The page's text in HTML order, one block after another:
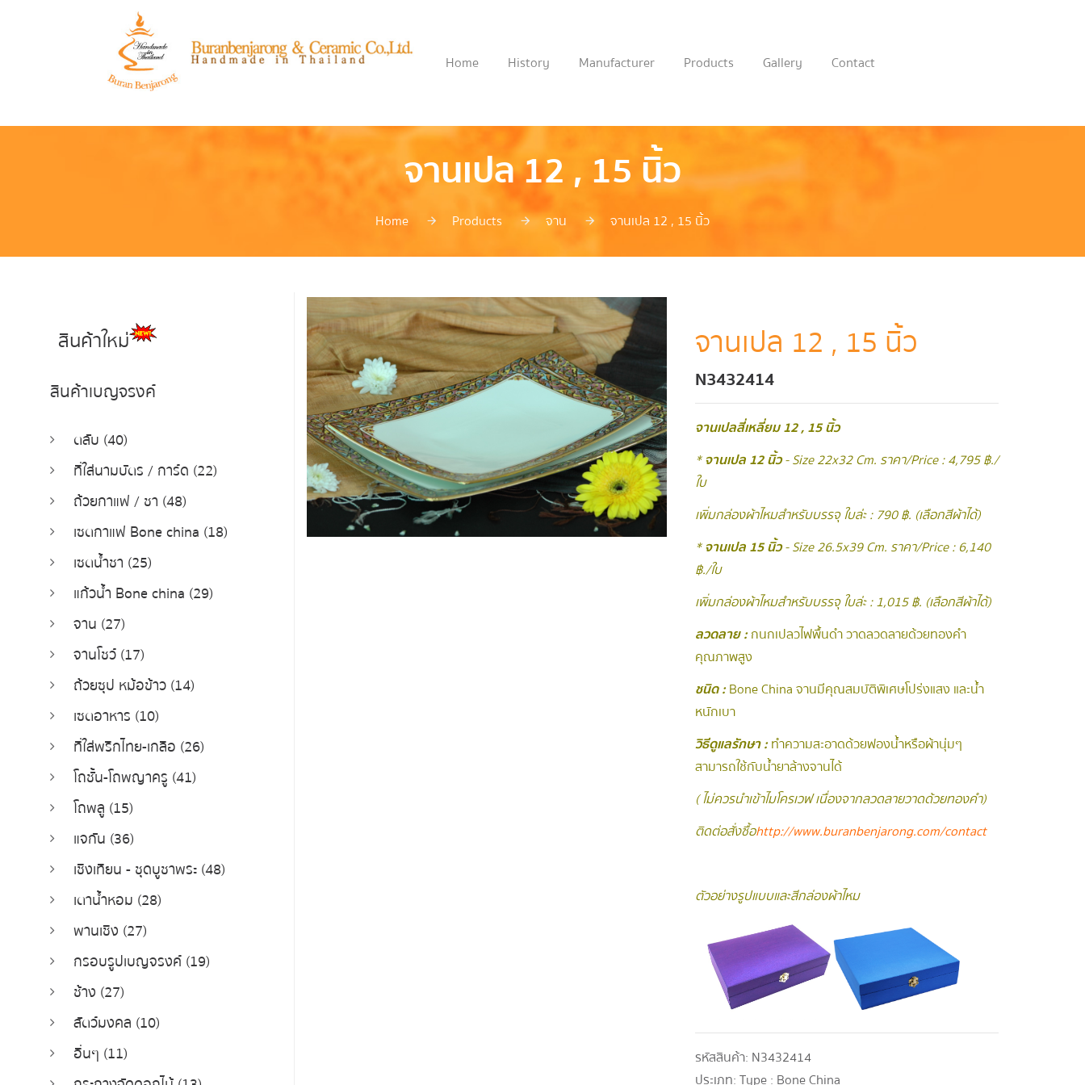
Home History Manufacturer Products Gallery Contact
จานเปล 12 , 15 นิ้ว
Home Products จาน จานเปล 12 , 15 นิ้ว
สินค้าใหม่
สินค้าเบญจรงค์
ตลับ (40)
ที่ใส่นามบัตร / การ์ด (22)
ถ้วยกาแฟ / ชา (48)
เซตกาแฟ Bone china (18)
เซตน้ำชา (25)
แก้วน้ำ Bone china (29)
จาน (27)
จานโชว์ (17)
ถ้วยซุป หม้อข้าว (14)
เซตอาหาร (10)
ที่ใส่พริกไทย-เกลือ (26)
โถชั้น-โถพญาครู (41)
โถพลู (15)
แจกัน (36)
เชิงเทียน - ชุดบูชาพระ (48)
เตาน้ำหอม (28)
พานเชิง (27)
กรอบรูปเบญจรงค์ (19)
ช้าง (27)
สัตว์มงคล (10)
อื่นๆ (11)
จานเปล 12 , 15 นิ้ว
N3432414
จานเปลสี่เหลี่ยม 12 , 15 นิ้ว
*จานเปล 12 นิ้ว- Size 22x32 Cm. ราคา/Price : 4,795 ฿./
ใบ
เพิ่มกล่องผ้าไหมสำหรับบรรจุ ใบล่ะ : 790 ฿. (เลือกสีผ้าได้)
*จานเปล 15 นิ้ว- Size 26.5x39 Cm. ราคา/Price : 6,140
฿./ใบ
เพิ่มกล่องผ้าไหมสำหรับบรรจุ ใบล่ะ : 1,015 ฿. (เลือกสีผ้าได้)
ลวดลาย :กนกเปลวไฟพื้นดำ วาดลวดลายด้วยทองคำ
คุณภาพสูง
ชนิด :Bone China จานมีคุณสมบัติพิเศษโปร่งแสง และน้ำ
หนักเบา
วิธีดูแลรักษา :ทำความสะอาดด้วยฟองน้ำหรือผ้านุ่มๆ
สามารถใช้กับน้ำยาล้างจานได้
( ไม่ควรนำเข้าไมโครเวฟ เนื่องจากลวดลายวาดด้วยทองคำ )
ติดต่อสั่งซื้อhttp://www.buranbenjarong.com/contact
ตัวอย่างรูปแบบและสีกล่องผ้าไหม
รหัสสินค้า: N3432414
ประเภท:Type : Bone China